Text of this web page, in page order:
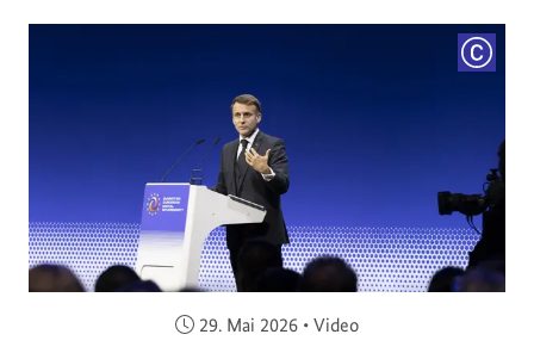
Veröffentlicht am:
29. Mai 2026 • Video